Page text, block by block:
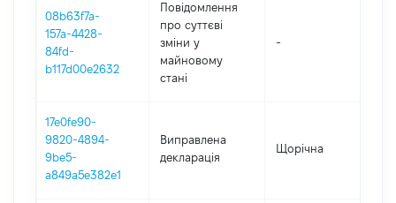
08b63f7a-
157a-4428-
84fd-
b117d00e2632
Повідомлення
про суттєві
зміни y
майновому
стані
-
17e0fe90-
9820-4894-
9be5-
a849a5e382e1
Виправлена
декларація
Щорічна